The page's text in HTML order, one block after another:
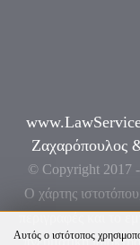
Αυτός ο ιστότοπος
Ζαχαρόπουλος
© Copyright 2017 -
Ο χάρτης
πνευματική